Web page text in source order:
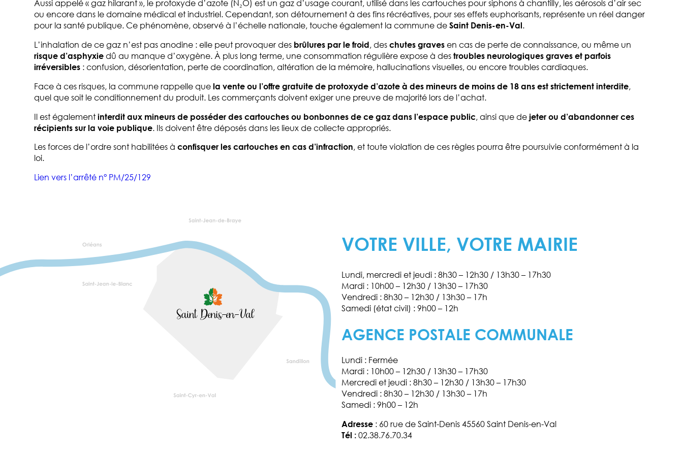
Aussi appelé « gaz hilarant », le protoxyde d’azote (N₂O) est un gaz d’usage courant, utilisé dans les cartouches pour siphons à chantilly, les aérosols d’air sec
ou encore dans le domaine médical et industriel. Cependant, son détournement à des fins récréatives, pour ses effets euphorisants, représente un réel danger
pour la santé publique. Ce phénomène, observé à l’échelle nationale, touche également la commune deSaint Denis-en-Val.
L’inhalation de ce gaz n’est pas anodine : elle peut provoquer des brûlures par le froid , deschutes graves en cas de perte de connaissance, ou même un
risque d’asphyxie dû au manque d’oxygène. À plus long terme, une consommation régulière expose à destroubles neurologiques graves et parfois
irréversibles : confusion, désorientation, perte de coordination, altération de la mémoire, hallucinations visuelles, ou encore troubles cardiaques.
Face à ces risques, la commune rappelle quela vente ou l’offre gratuite de protoxyde d’azote à des mineurs de moins de 18 ans est strictement interdite
quel que soit le conditionnement du produit. Les commerçants doivent exiger une preuve de majorité lors de l’achat.
Il est égalementinterdit aux mineurs de posséder des cartouches ou bonbonnes de ce gaz dans l’espace public , ainsi que dejeter ou d’abandonner ces
récipients sur la voie publique . Ils doivent être déposés dans les lieux de collecte appropriés.
Les forces de l’ordre sont habilitées àconfisquer les cartouches en cas d’infraction, et toute violation de ces règles pourra être poursuivie conformément à la
loi.
Lien vers l’arrêté n° PM/25/129
VOTRE VILLE, VOTRE MAIRIE
Lundi, mercredi et jeudi : 8h30 – 12h30 / 13h30 – 17h30
Mardi : 10h00 – 12h30 / 13h30 – 17h30
Vendredi : 8h30 – 12h30 / 13h30 – 17h
Samedi (état civil) : 9h00 – 12h
AGENCE POSTALE COMMUNALE
Lundi : Fermée
Mardi : 10h00 – 12h30 / 13h30 – 17h30
Mercredi et jeudi : 8h30 – 12h30 / 13h30 – 17h30
Vendredi : 8h30 – 12h30 / 13h30 – 17h
Samedi : 9h00 – 12h
Adresse : 60 rue de Saint-Denis 45560 Saint Denis-en-Val
Tél : 02.38.76.70.34